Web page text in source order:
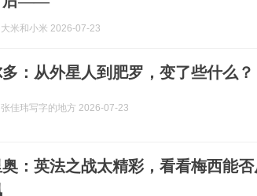
大米和小米 2026-07-23
：从外星人到肥罗，变了些什么？
张佳玮写字的地方 2026-07-23
：英法之战太精彩，看看梅西能否